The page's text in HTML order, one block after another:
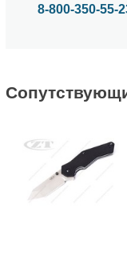
8-800-350-55-